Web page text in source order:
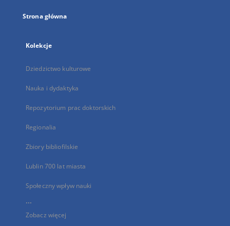
Strona główna
Kolekcje
Dziedzictwo kulturowe
Nauka i dydaktyka
Repozytorium prac doktorskich
Regionalia
Zbiory bibliofilskie
Lublin 700 lat miasta
Społeczny wpływ nauki
...
Zobacz więcej